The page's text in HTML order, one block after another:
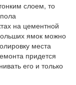
слоем, то
на цементной
ямок можно
места
придется
его и только